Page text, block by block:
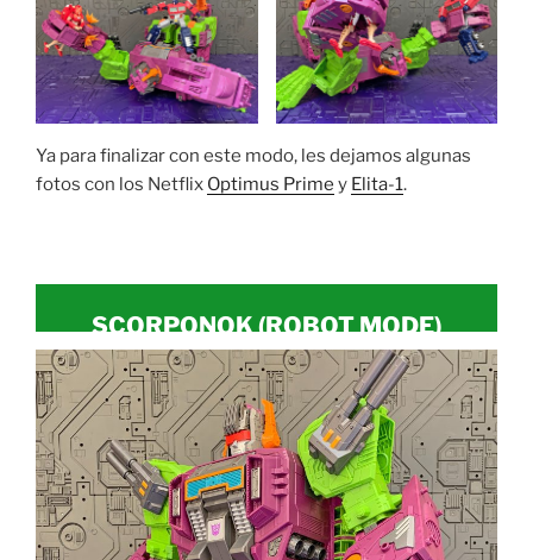
Ya para finalizar con este modo, les dejamos algunas
fotos con los Netflix Optimus Prime y Elita-1.
SCORPONOK (ROBOT MODE)